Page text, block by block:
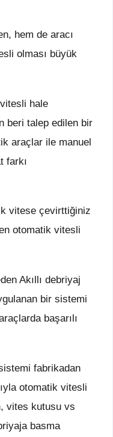
hem de aracı
olması büyük
hale
beri talep edilen bir
araçlar ile manuel
farkı
vitese çevirttiğiniz
otomatik vitesli
Akıllı debriyaj
bir sistemi
başarılı
fabrikadan
otomatik vitesli
vites kutusu vs
basma